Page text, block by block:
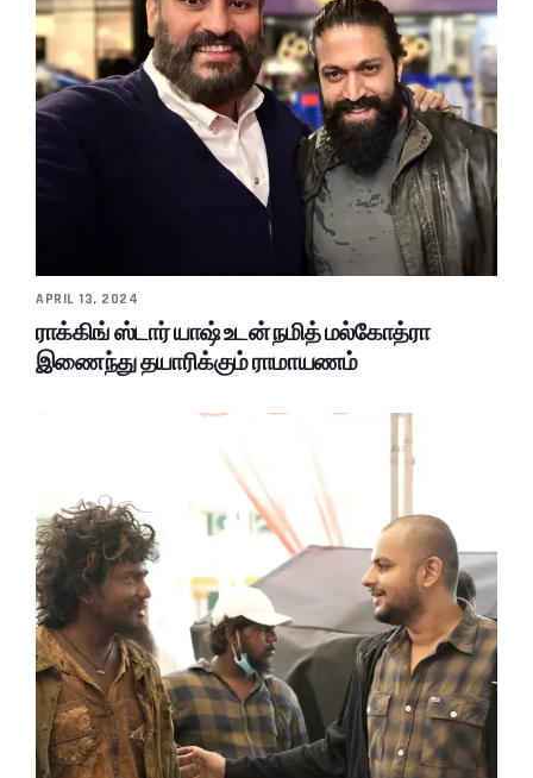
APRIL 13, 2024
ராக்கிங் ஸ்டார் யாஷ் உடன் நமித் மல்கோத்ரா
இணைந்து தயாரிக்கும் ராமாயணம்